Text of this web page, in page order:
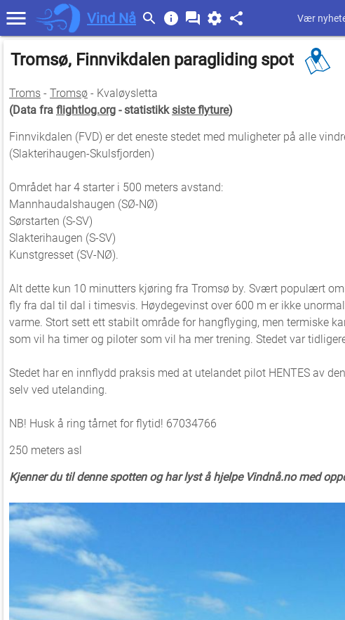
Vind Nå Vær
Tromsø, Finnvikdalen paragliding spot
Troms - Tromsø - Kvaløysletta
(Data fra flightlog.org - statistikk siste flyture)
Finnvikdalen (FVD) er det eneste stedet med muligheter på alle
(Slakterihaugen-Skulsfjorden)
Området har 4 starter i 500 meters avstand:
Mannhaudalshaugen (SØ-NØ)
Sørstarten (S-SV)
Slakterihaugen (S-SV)
Kunstgresset (SV-NØ).
Alt dette kun 10 minutters kjøring fra Tromsø by. Svært populært
fly fra dal til dal i timesvis. Høydegevinst over 600 m er ikke
varme. Stort sett ett stabilt område for hangflyging, men termiske
som vil ha timer og piloter som vil ha mer trening. Stedet var
Stedet har en innflydd praksis med at utelandet pilot HENTES av
selv ved utelanding.
NB! Husk å ring tårnet for flytid! 67034766
250 meters asl
Kjenner du til denne spotten og har lyst å hjelpe Vindnå.no med